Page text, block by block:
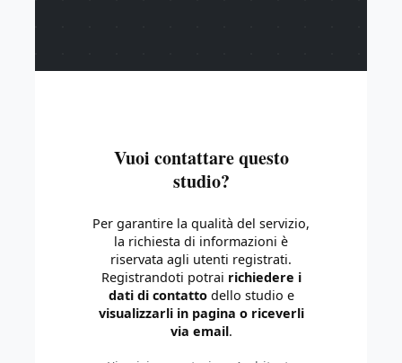
Vuoi contattare questo
studio?
Per garantire la qualità del servizio,
la richiesta di informazioni è
riservata agli utenti registrati.
Registrandoti potrai richiedere i
dati di contattodello studio e
visualizzarli in pagina o riceverli
via email.